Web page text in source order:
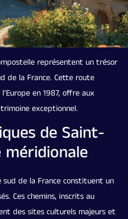
représentent un trésor
de la France. Cette route
en 1987, offre aux
exceptionnel.
de Saint-
méridionale
sud de la France constituent un
Ces chemins, inscrits au
des sites culturels majeurs et